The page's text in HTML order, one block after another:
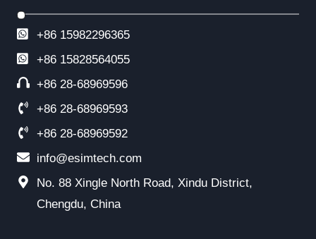
+86 15982296365
+86 15828564055
+86 28-68969596
+86 28-68969593
+86 28-68969592
info@esimtech.com
No. 88 Xingle North Road, Xindu District,
Chengdu, China